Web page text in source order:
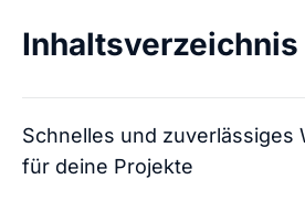
Inhaltsverzeichnis
Schnelles und zuverlässiges
für deine Projekte